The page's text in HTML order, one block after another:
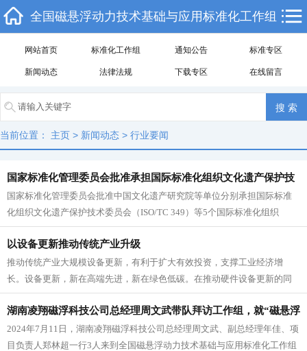
全国磁悬浮动力技术基础与应用标准化工作组
网站首页 标准化工作组 通知公告 标准专区
新闻动态 法律法规 下载专区 在线留言
当前位置： 主页 > 新闻动态 > 行业要闻
国家标准化管理委员会批准承担国际标准化组织文化遗产保护技
术委员会等5个ISO技术机构国内技术对口单位
国家标准化管理委员会批准中国文化遗产研究院等单位分别承担国际标准
化组织文化遗产保护技术委员会（ISO/TC 349）等5个国际标准化组织
（ISO）技术机构国内技...
以设备更新推动传统产业升级
推动传统产业大规模设备更新，有利于扩大有效投资，支撑工业经济增
长。设备更新，新在高端先进，新在绿色低碳。在推动硬件设备更新的同
时，注重软件系统迭代升级和创新应用...
湖南凌翔磁浮科技公司总经理周文武带队拜访工作组，就“磁悬浮
输送系统通用技术规范”拟国标立项进行研讨
2024年7月11日，湖南凌翔磁浮科技公司总经理周文武、副总经理年佳、项
目负责人郑林超一行3人来到全国磁悬浮动力技术基础与应用标准化工作组